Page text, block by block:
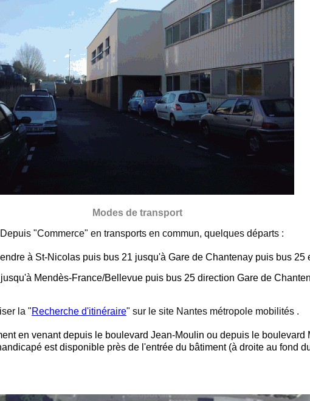
Modes de transport
Depuis "Commerce" en transports en commun, quelques départs :
à St-Nicolas puis bus 21 jusqu'à Gare de Chantenay puis bus 25
Mendès-France/Bellevue puis bus 25 direction Gare de
la "Recherche d'itinéraire" sur le site Nantes métropole mobilités .
en venant depuis le boulevard Jean-Moulin ou depuis le
est disponible près de l'entrée du bâtiment (à droite au fond